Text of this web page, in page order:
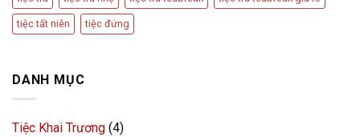
tiệc tất niên tiệc đứng
DANH MỤC
Tiệc Khai Trương (4)